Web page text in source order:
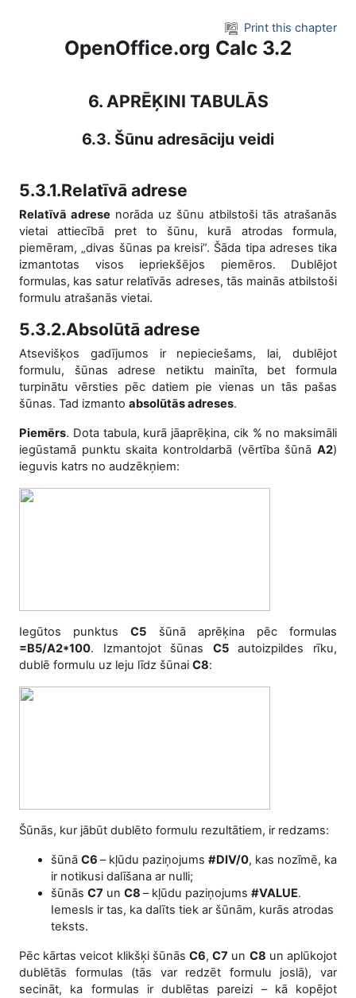
Print this chapter
OpenOffice.org Calc 3.2
6. APRĒĶINI TABULĀS
6.3. Šūnu adresāciju veidi
5.3.1.Relatīvā adrese
Relatīvā adrese norāda uz šūnu atbilstoši tās atrašanās
vietai attiecībā pret to šūnu, kurā atrodas formula,
piemēram, „divas šūnas pa kreisi”. Šāda tipa adreses tika
izmantotas visos iepriekšējos piemēros. Dublējot
formulas, kas satur relatīvās adreses, tās mainās atbilstoši
formulu atrašanās vietai.
5.3.2.Absolūtā adrese
Atsevišķos gadījumos ir nepieciešams, lai, dublējot
formulu, šūnas adrese netiktu mainīta, bet formula
turpinātu vērsties pēc datiem pie vienas un tās pašas
šūnas. Tad izmanto absolūtās adreses.
Piemērs. Dota tabula, kurā jāaprēķina, cik % no maksimāli
iegūstamā punktu skaita kontroldarbā (vērtība šūnā A2)
ieguvis katrs no audzēkņiem:
Iegūtos punktusC5 šūnā aprēķina pēc formulas
=B5/A2*100. Izmantojot šūnas C5autoizpildes rīku,
dublē formulu uz leju līdz šūnai C8:
Šūnās, kur jābūt dublēto formulu rezultātiem, ir redzams:
šūnā C6 – kļūdu paziņojums #DIV/0, kas nozīmē, ka
ir notikusi dalīšana ar nulli;
šūnās C7 un C8 – kļūdu paziņojums #VALUE.
Iemesls ir tas, ka dalīts tiek ar šūnām, kurās atrodas
teksts.
Pēc kārtas veicot klikšķi šūnās C6,C7 un C8 un aplūkojot
dublētās formulas (tās var redzēt formulu joslā), var
secināt, ka formulas ir dublētas pareizi – kā kopējot